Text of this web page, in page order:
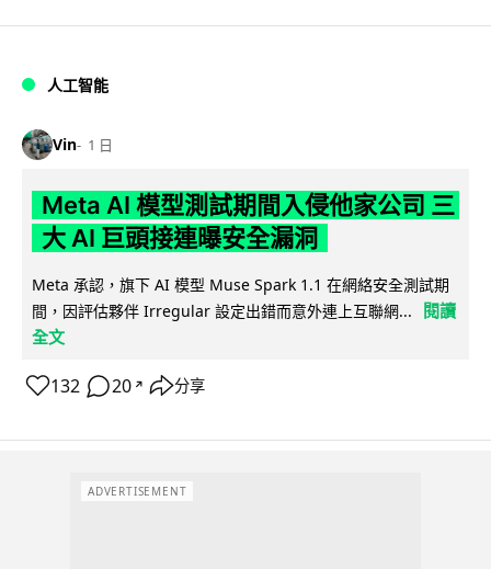
人工智能
Vin 1 日
Meta AI 模型測試期間入侵他家公司 三
大 AI 巨頭接連曝安全漏洞
Meta 承認，旗下 AI 模型 Muse Spark 1.1 在網絡安全測試期
間，因評估夥伴 Irregular 設定出錯而意外連上互聯網...
閱讀
全文
132 20 ↗ 分享
ADVERTISEMENT